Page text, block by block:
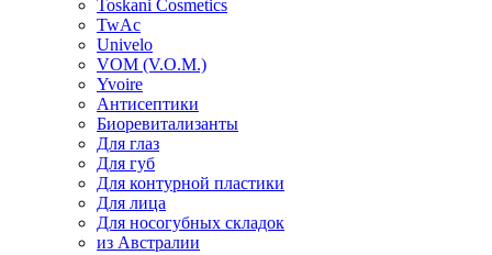
Toskani Cosmetics
TwAc
Univelo
VOM (V.O.M.)
Yvoire
Антисептики
Биоревитализанты
Для глаз
Для губ
Для контурной пластики
Для лица
Для носогубных складок
из Австралии